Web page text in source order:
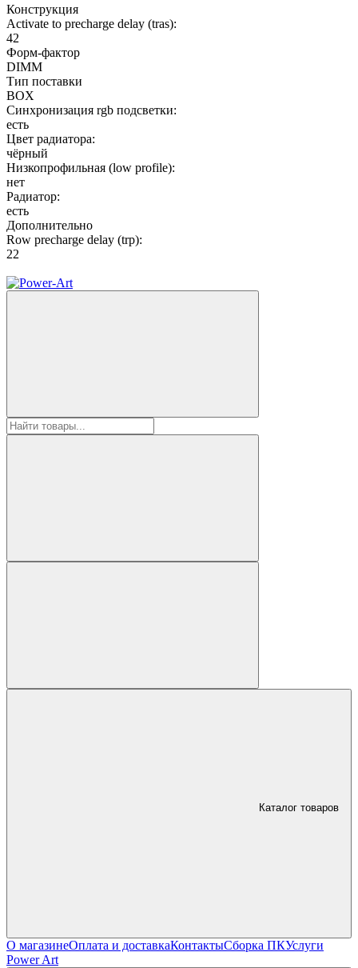
Конструкция
Activate to precharge delay (tras):
42
Форм-фактор
DIMM
Тип поставки
BOX
Синхронизация rgb подсветки:
есть
Цвет радиатора:
чёрный
Низкопрофильная (low profile):
нет
Радиатор:
есть
Дополнительно
Row precharge delay (trp):
22
Каталог товаров
О магазинеОплата и доставкаКонтактыСборка ПКУслуги
Power Art